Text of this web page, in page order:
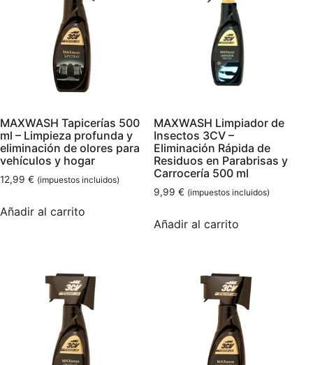
MAXWASH Tapicerías 500
ml – Limpieza profunda y
eliminación de olores para
vehículos y hogar
12,99 € (impuestos incluidos)
Añadir al carrito
MAXWASH Limpiador de
Insectos 3CV –
Eliminación Rápida de
Residuos en Parabrisas y
Carrocería 500 ml
9,99€ (impuestos incluidos)
Añadir al carrito